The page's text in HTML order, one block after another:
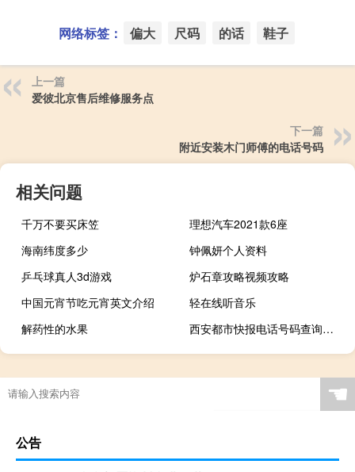
网络标签： 偏大 尺码 的话 鞋子
上一篇
爱彼北京售后维修服务点
下一篇
附近安装木门师傅的电话号码
相关问题
千万不要买床笠
理想汽车2021款6座
海南纬度多少
钟佩妍个人资料
乒乓球真人3d游戏
炉石章攻略视频攻略
中国元宵节吃元宵英文介绍
轻在线听音乐
解药性的水果
西安都市快报电话号码查询（西安都市快报电话）
☚
公告